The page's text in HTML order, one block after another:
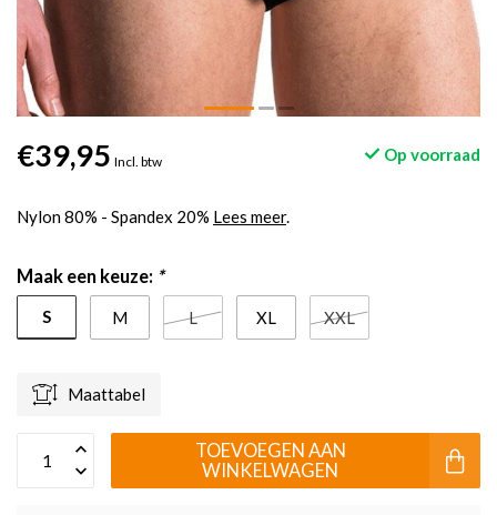
€39,95 Incl. btw Op voorraad
Nylon 80% - Spandex 20% Lees meer.
Maak een keuze: *
S M L XL XXL
Maattabel
TOEVOEGEN AAN
WINKELWAGEN